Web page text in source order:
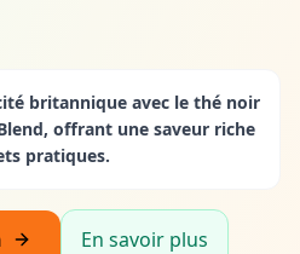
britannique avec le thé noir
offrant une saveur riche
pratiques.
En savoir plus